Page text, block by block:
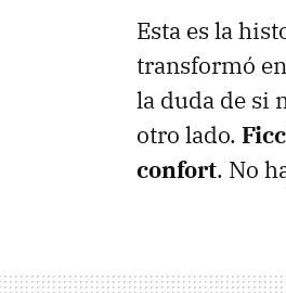
Esta es la
transformó
la duda de si
otro lado.
confort. No